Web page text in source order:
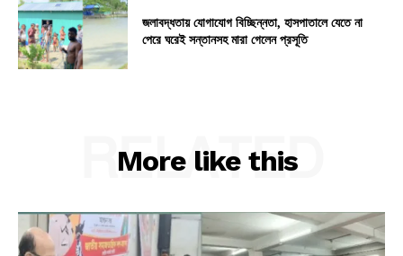
জলাবদ্ধতায় যোগাযোগ বিচ্ছিন্নতা, হাসপাতালে যেতে না
পেরে ঘরেই সন্তানসহ মারা গেলেন প্রসূতি
More like this
RELATED